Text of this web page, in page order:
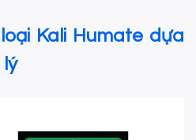
Kali Humate dựa